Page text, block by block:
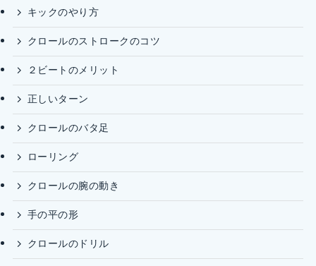
キックのやり方
クロールのストロークのコツ
２ビートのメリット
正しいターン
クロールのバタ足
ローリング
クロールの腕の動き
手の平の形
クロールのドリル